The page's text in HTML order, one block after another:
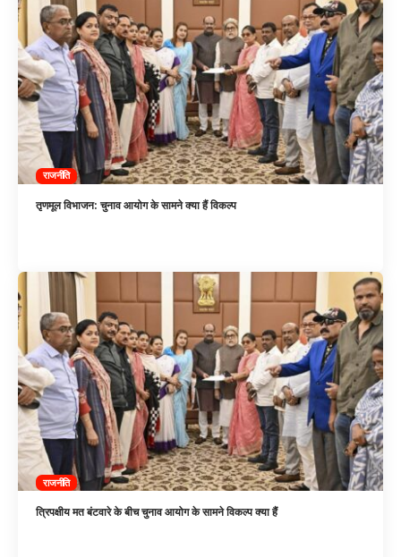
राजनीति
तृणमूल विभाजन: चुनाव आयोग के सामने क्या हैं विकल्प
राजनीति
त्रिपक्षीय मत बंटवारे के बीच चुनाव आयोग के सामने विकल्प क्या हैं